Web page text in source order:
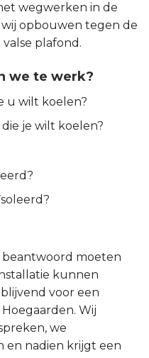
wegwerken in de
opbouwen tegen de
plafond.
we te werk?
u wilt koelen?
je wilt koelen?
beantwoord moeten
kunnen
voor een
Wij
we
en nadien krijgt een